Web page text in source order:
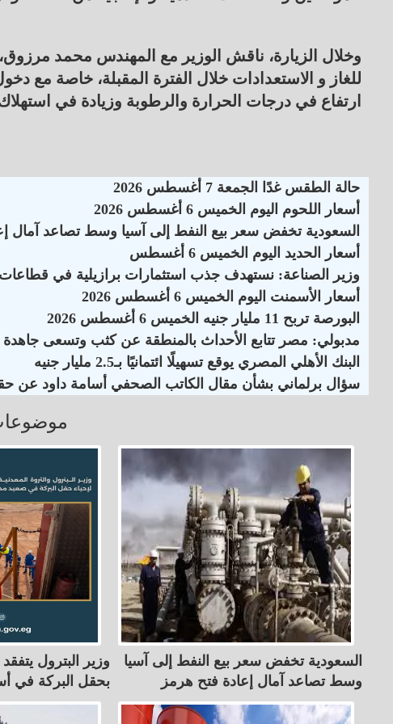
وخلال الزيارة، ناقش الوزير مع المهندس محمد
للغاز و الاستعدادات خلال الفترة المقبلة، خاصة
ارتفاع في درجات الحرارة والرطوبة وزيادة في
حالة الطقس غدًا الجمعة 7 أغسطس 2026
أسعار اللحوم اليوم الخميس 6 أغسطس 2026
السعودية تخفض سعر بيع النفط إلى آسيا وسط تصاعد آمال
أسعار الحديد اليوم الخميس 6 أغسطس
وزير الصناعة: نستهدف جذب استثمارات برازيلية في قطاعات
أسعار الأسمنت اليوم الخميس 6 أغسطس 2026
البورصة تربح 11 مليار جنيه الخميس 6 أغسطس 2026
مدبولي: مصر تتابع الأحداث بالمنطقة عن كثب وتسعى جاهدة
البنك الأهلي المصري يوقع تسهيلًا ائتمانيًا بـ2.5 مليار جنيه
سؤال برلماني بشأن مقال الكاتب الصحفي أسامة داود عن
السعودية تخفض سعر بيع النفط إلى آسيا
وسط تصاعد آمال إعادة فتح هرمز
وزير البترول
بحقل البركة في